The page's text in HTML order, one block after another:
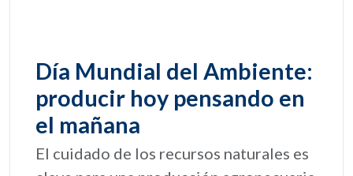
Día Mundial del Ambiente:
producir hoy pensando en
el mañana
El cuidado de los recursos naturales es